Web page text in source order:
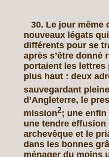
30. Le jour même
nouveaux légats
différents pour se
après s’être donné
portaient les
plus haut : deux
sauvegardant
d’Angleterre, le
mission2; une enfin
une tendre effusion
archevêque et le
dans les bonnes
ménager du moins